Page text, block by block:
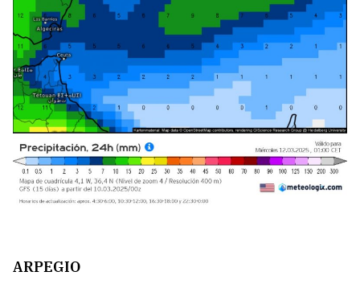
ARPEGIO